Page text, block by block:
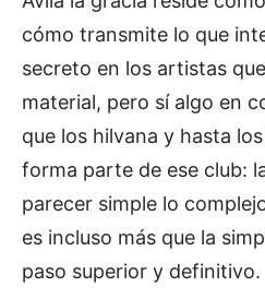
cómo transmite lo que
secreto en los artistas
material, pero sí algo en
que los hilvana y hasta
forma parte de ese club:
parecer simple lo
es incluso más que la
paso superior y definitivo.